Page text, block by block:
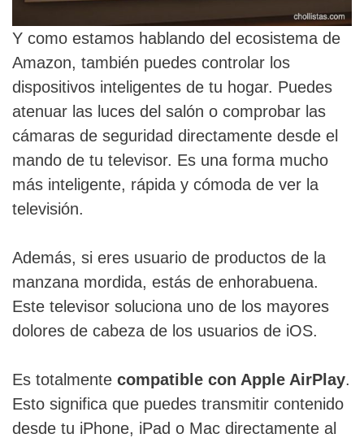
Y como estamos hablando del ecosistema de
Amazon, también puedes controlar los
dispositivos inteligentes de tu hogar. Puedes
atenuar las luces del salón o comprobar las
cámaras de seguridad directamente desde el
mando de tu televisor. Es una forma mucho
más inteligente, rápida y cómoda de ver la
televisión.
Además, si eres usuario de productos de la
manzana mordida, estás de enhorabuena.
Este televisor soluciona uno de los mayores
dolores de cabeza de los usuarios de iOS.
Es totalmente compatible con Apple AirPlay.
Esto significa que puedes transmitir contenido
desde tu iPhone, iPad o Mac directamente al